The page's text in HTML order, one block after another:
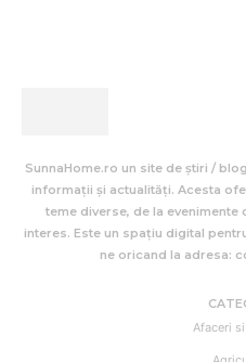
SunnaHome.ro un site de știri /
informații și actualități. Acesta
teme diverse, de la
interes. Este un spațiu digital
ne oricand la adresa:
Afaceri